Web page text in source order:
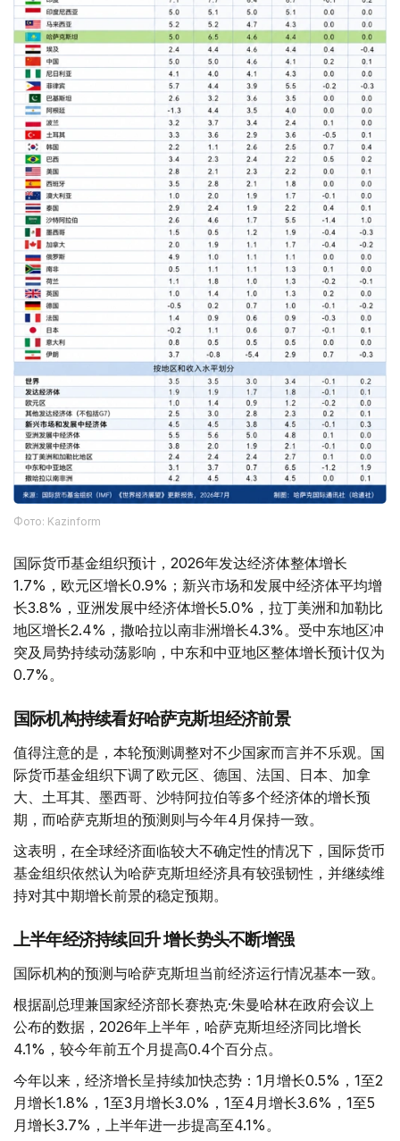
Фото: Kazinform
国际货币基金组织预计，2026年发达经济体整体增长
1.7%，欧元区增长0.9%；新兴市场和发展中经济体平均增
长3.8%，亚洲发展中经济体增长5.0%，拉丁美洲和加勒比
地区增长2.4%，撒哈拉以南非洲增长4.3%。受中东地区冲
突及局势持续动荡影响，中东和中亚地区整体增长预计仅为
0.7%。
国际机构持续看好哈萨克斯坦经济前景
值得注意的是，本轮预测调整对不少国家而言并不乐观。国
际货币基金组织下调了欧元区、德国、法国、日本、加拿
大、土耳其、墨西哥、沙特阿拉伯等多个经济体的增长预
期，而哈萨克斯坦的预测则与今年4月保持一致。
这表明，在全球经济面临较大不确定性的情况下，国际货币
基金组织依然认为哈萨克斯坦经济具有较强韧性，并继续维
持对其中期增长前景的稳定预期。
上半年经济持续回升 增长势头不断增强
国际机构的预测与哈萨克斯坦当前经济运行情况基本一致。
根据副总理兼国家经济部长赛热克·朱曼哈林在政府会议上
公布的数据，2026年上半年，哈萨克斯坦经济同比增长
4.1%，较今年前五个月提高0.4个百分点。
今年以来，经济增长呈持续加快态势：1月增长0.5%，1至2
月增长1.8%，1至3月增长3.0%，1至4月增长3.6%，1至5
月增长3.7%，上半年进一步提高至4.1%。